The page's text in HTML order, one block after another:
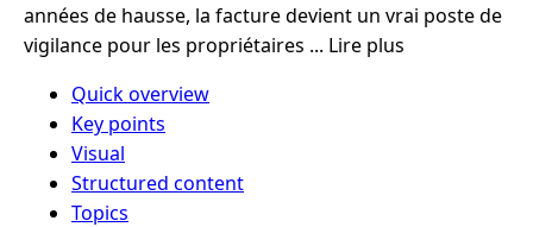
années de hausse, la facture devient un vrai poste de
vigilance pour les propriétaires ... Lire plus
Quick overview
Key points
Visual
Structured content
Topics